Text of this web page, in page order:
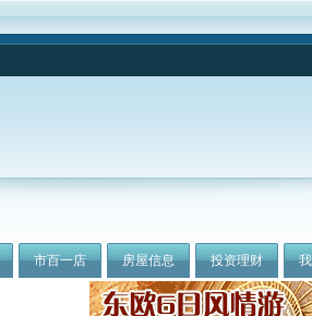
市百一店 房屋信息 投资理财